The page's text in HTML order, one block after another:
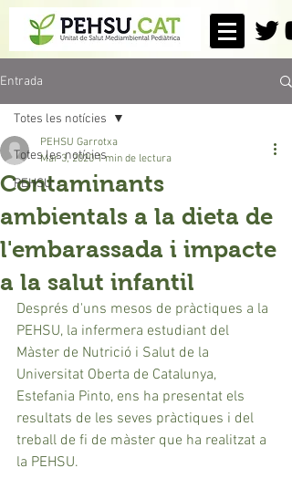
Entrada
Totes les notícies
PEHSU
Totes les notícies
Contaminants
ambientals a la dieta de
l'embarassada i impacte
a la salut infantil
PEHSU Garrotxa
Mar 3, 2020 1 min de lectura
Després d'uns mesos de pràctiques a la
PEHSU, la infermera estudiant del
Màster de Nutrició i Salut de la
Universitat Oberta de Catalunya,
Estefania Pinto, ens ha presentat els
resultats de les seves pràctiques i del
treball de fi de màster que ha realitzat a
la PEHSU.